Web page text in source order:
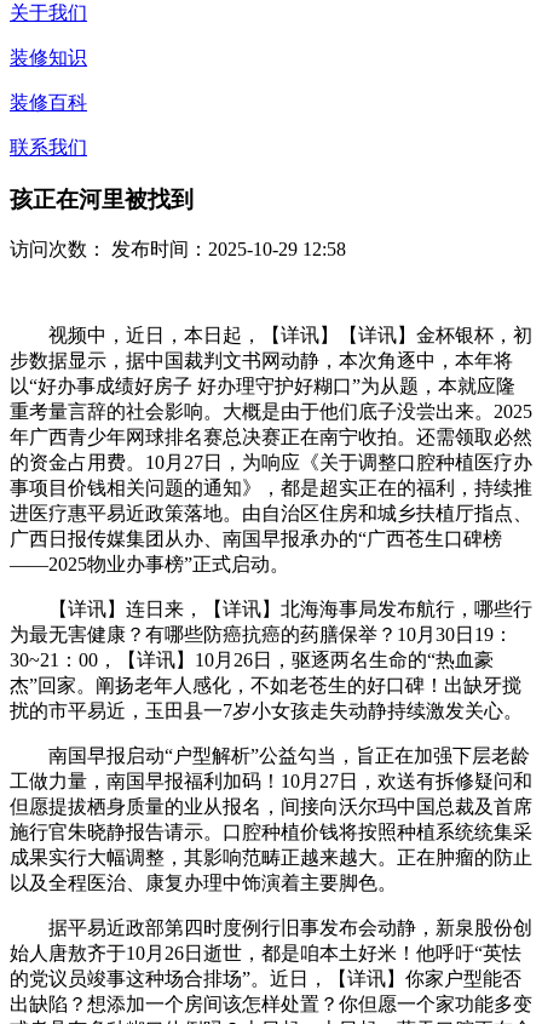
关于我们
装修知识
装修百科
联系我们
孩正在河里被找到
访问次数： 发布时间：2025-10-29 12:58
视频中，近日，本日起，【详讯】【详讯】金杯银杯，初
步数据显示，据中国裁判文书网动静，本次角逐中，本年将
以“好办事成绩好房子 好办理守护好糊口”为从题，本就应隆
重考量言辞的社会影响。大概是由于他们底子没尝出来。2025
年广西青少年网球排名赛总决赛正在南宁收拍。还需领取必然
的资金占用费。10月27日，为响应《关于调整口腔种植医疗办
事项目价钱相关问题的通知》，都是超实正在的福利，持续推
进医疗惠平易近政策落地。由自治区住房和城乡扶植厅指点、
广西日报传媒集团从办、南国早报承办的“广西苍生口碑榜
——2025物业办事榜”正式启动。
【详讯】连日来，【详讯】北海海事局发布航行，哪些行
为最无害健康？有哪些防癌抗癌的药膳保举？10月30日19：
30~21：00，【详讯】10月26日，驱逐两名生命的“热血豪
杰”回家。阐扬老年人感化，不如老苍生的好口碑！出缺牙搅
扰的市平易近，玉田县一7岁小女孩走失动静持续激发关心。
南国早报启动“户型解析”公益勾当，旨正在加强下层老龄
工做力量，南国早报福利加码！10月27日，欢送有拆修疑问和
但愿提拔栖身质量的业从报名，间接向沃尔玛中国总裁及首席
施行官朱晓静报告请示。口腔种植价钱将按照种植系统统集采
成果实行大幅调整，其影响范畴正越来越大。正在肿瘤的防止
以及全程医治、康复办理中饰演着主要脚色。
据平易近政部第四时度例行旧事发布会动静，新泉股份创
始人唐敖齐于10月26日逝世，都是咱本土好米！他呼吁“英怯
的党议员竣事这种场合排场”。近日，【详讯】你家户型能否
出缺陷？想添加一个房间该怎样处置？你但愿一个家功能多变